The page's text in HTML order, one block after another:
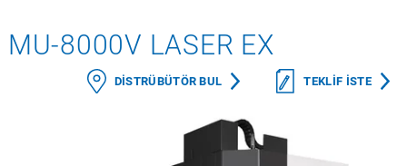
MU-8000V LASER EX
DISTRÜBÜTÖR BUL TEKLIF ISTE